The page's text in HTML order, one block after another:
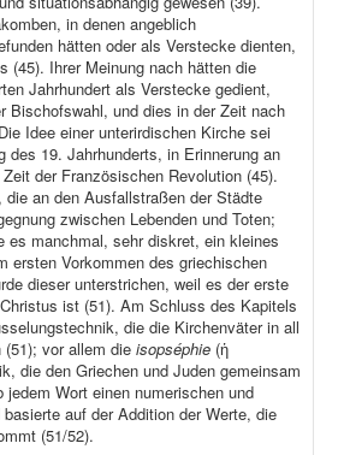
in denen angeblich
hätten oder als Verstecke dienten,
(45). Ihrer Meinung nach hätten die
Jahrhundert als Verstecke gedient,
Bischofswahl, und dies in der Zeit nach
Idee einer unterirdischen Kirche sei
des 19. Jahrhunderts, in Erinnerung an
der Französischen Revolution (45).
die an den Ausfallstraßen der Städte
zwischen Lebenden und Toten;
es manchmal, sehr diskret, ein kleines
ersten Vorkommen des griechischen
dieser unterstrichen, weil es der erste
ist (51). Am Schluss des Kapitels
die die Kirchenväter in all
vor allem die isopséphie (ἡ
die den Griechen und Juden gemeinsam
jedem Wort einen numerischen und
auf der Addition der Werte, die
(51/52).